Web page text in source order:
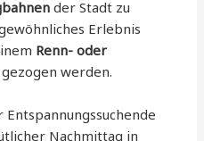
der Stadt zu
Erlebnis
Renn- oder
werden.
Nachmittag in